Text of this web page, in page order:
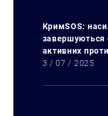
КримSOS:
завершуються
активних
3 / 07 / 2025